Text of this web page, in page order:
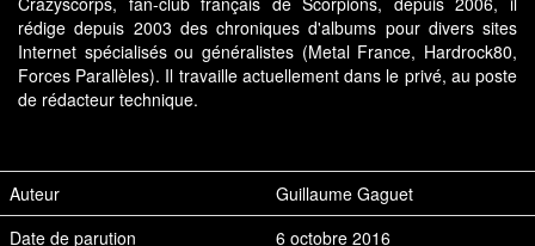
rédige depuis 2003 des chroniques d'albums pour divers sites
Internet spécialisés ou généralistes (Metal France, Hardrock80,
Forces Parallèles). Il travaille actuellement dans le privé, au poste
de rédacteur technique.
Auteur
Guillaume Gaguet
Date de parution
6 octobre 2016